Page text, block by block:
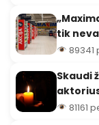
tik
89341
Skaudi
81161